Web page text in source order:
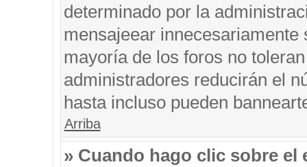
determinado por la
mensajeear
mayoría de los foros no
administradores reducirán el
hasta incluso pueden
Arriba
» Cuando hago clic sobre el